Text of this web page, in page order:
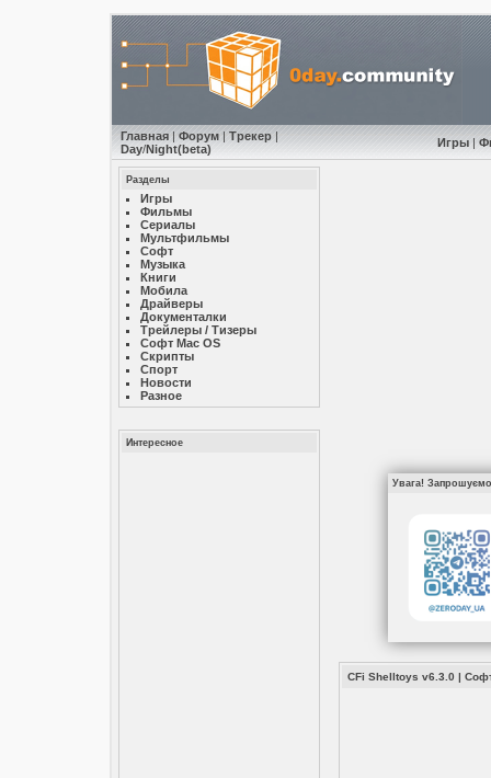
Главная| Форум| Трекер|
Day/Night(beta) Игры|
Разделы
Игры
Фильмы
Сериалы
Мультфильмы
Софт
Музыкa
Книги
Мобила
Драйверы
Документалки
Трейлеры / Тизеры
Софт Mac OS
Скрипты
Спорт
Новости
Разное
Интересное
Увага! Запрошуємо
CFi Shelltoys v6.3.0 |